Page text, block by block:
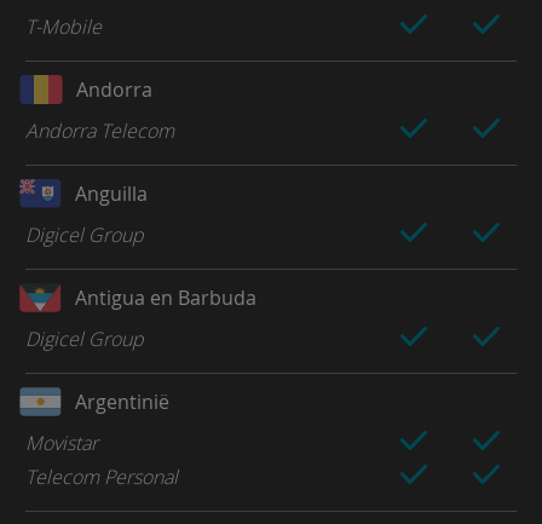
T-Mobile
Andorra
Andorra Telecom
Anguilla
Digicel Group
Antigua en Barbuda
Digicel Group
Argentinië
Movistar
Telecom Personal